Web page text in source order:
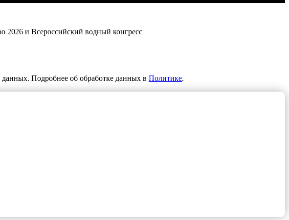
2026 и Всероссийский водный конгресс
Подробнее об обработке данных в Политике.